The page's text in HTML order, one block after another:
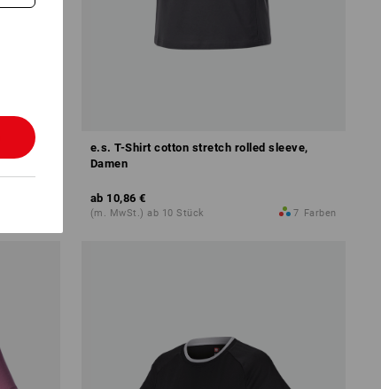
e.s. T-Shirt cotton stretch rolled sleeve,
Damen
ab 10,86 €
(m. MwSt.) ab 10 Stück 7 Farben